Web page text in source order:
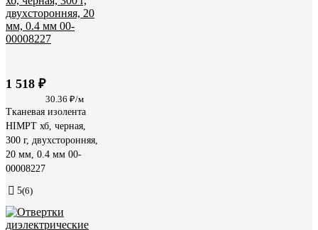
1 518 ₽
30.36 ₽/м
Тканевая изолента
HIMPT хб, черная,
300 г, двухсторонняя,
20 мм, 0.4 мм 00-
00008227
5(6)